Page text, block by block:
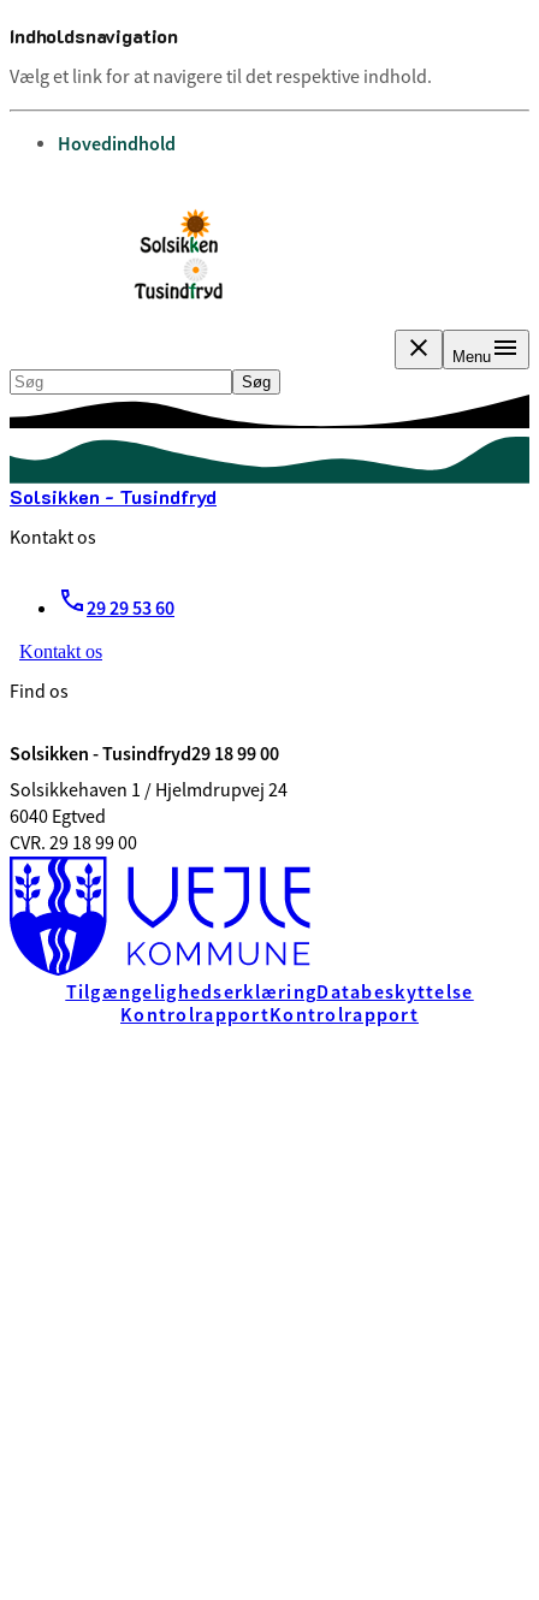
Indholdsnavigation
Vælg et link for at navigere til det respektive indhold.
gå til
Hovedindhold
Menu
Søg Søg
Solsikken - Tusindfryd
Kontakt os
29 29 53 60
Kontakt os
Find os
Solsikken - Tusindfryd29 18 99 00
Solsikkehaven 1 / Hjelmdrupvej 24
6040 Egtved
CVR. 29 18 99 00
TilgængelighedserklæringDatabeskyttelse
KontrolrapportKontrolrapport